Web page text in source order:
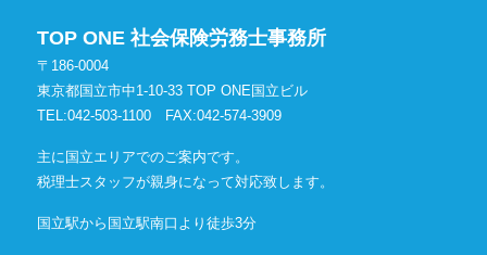
TOP ONE 社会保険労務士事務所
〒186-0004
東京都国立市中1-10-33 TOP ONE国立ビル
TEL:042-503-1100
FAX:042-574-3909
主に国立エリアでのご案内です。
税理士スタッフが親身になって対応致します。
国立駅から国立駅南口より徒歩3分